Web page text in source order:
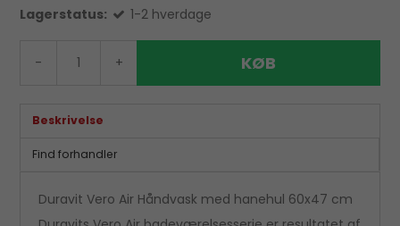
Lagerstatus:
1-2 hverdage
- + KØB
Beskrivelse
Find forhandler
Duravit Vero Air Håndvask med hanehul 60x47 cm